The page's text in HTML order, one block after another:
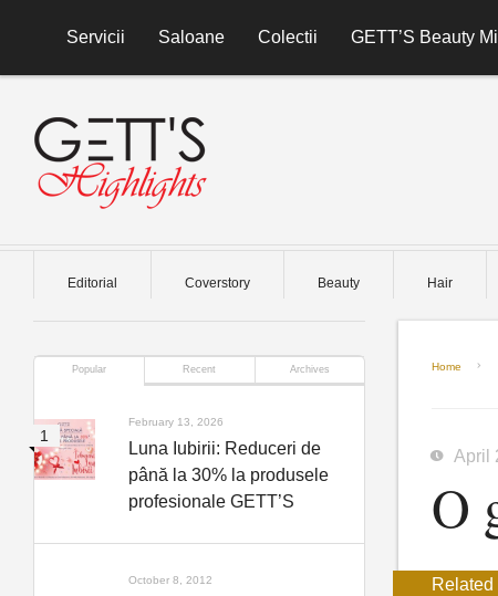
Servicii
Saloane Colectii GETT’S Beauty
Editorial Coverstory Beauty Hair
Home
April
O
Related
Popular Recent Archives
February 13, 2026
Luna Iubirii: Reduceri de
până la 30% la produsele
profesionale GETT’S
October 8, 2012